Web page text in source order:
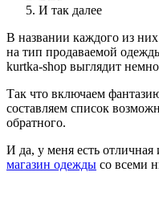
И так далее
В названии каждого из
на тип продаваемой
kurtka-shop выглядит
Так что включаем
составляем список
обратного.
И да, у меня есть отличная
магазин одежды со всеми